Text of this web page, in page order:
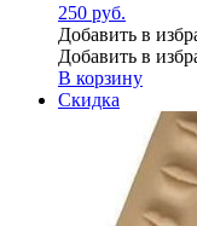
250 руб.
Добавить в
Добавить в
В корзину
Скидка